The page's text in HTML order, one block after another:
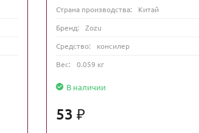
Страна производства:
Китай
Бренд:
Zozu
Средство:
консилер
Вес:
0.059 кг
В наличии
53 ₽